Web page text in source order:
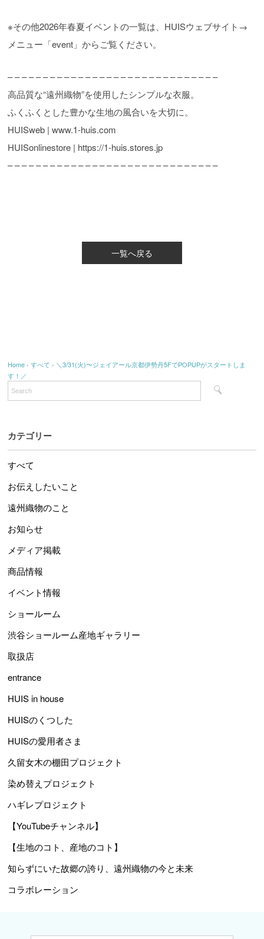
※その他2026年春夏イベントの一覧は、HUISウェブサイト→
メニュー「event」からご覧ください。
– – – – – – – – – – – – – – – – – – – – – – – – – – – – – –
高品質な“遠州織物”を使用したシンプルな衣服。
ふくふくとした豊かな生地の風合いを大切に。
HUISweb | www.1-huis.com
HUISonlinestore | https://1-huis.stores.jp
– – – – – – – – – – – – – – – – – – – – – – – – – – – – – –
一覧へ戻る
Home ›すべて › ＼3/31(火)〜ジェイアール京都伊勢丹5FでPOPUPがスタートしま
す！／
カテゴリー
すべて
お伝えしたいこと
遠州織物のこと
お知らせ
メディア掲載
商品情報
イベント情報
ショールーム
渋谷ショールーム産地ギャラリー
取扱店
entrance
HUIS in house
HUISのくつした
HUISの愛用者さま
久留女木の棚田プロジェクト
染め替えプロジェクト
ハギレプロジェクト
【YouTubeチャンネル】
【生地のコト、産地のコト】
知らずにいた故郷の誇り、遠州織物の今と未来
コラボレーション